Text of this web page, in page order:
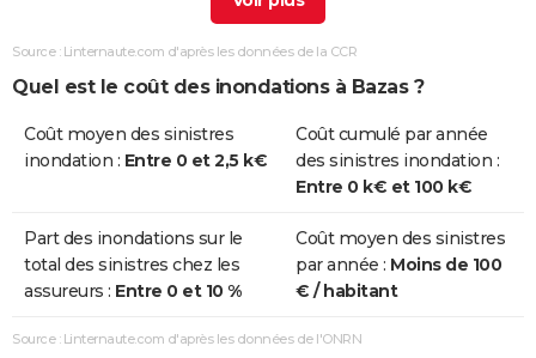
et/ou
Boue
24/01/2009 27/01/2009
Chocs
Mécaniques
24/01/2009 27/01/2009 4 j Non
Inondations
et/ou
Coulées de
25/12/1999 29/12/1999 5 j Non
Source : Linternaute.com d'après les données de la CCR
Quel est le coût des inondations à Bazas ?
Coût moyen des sinistres
inondation : Entre 0 et 2,5 k€
Coût cumulé par année
des sinistres inondation :
Entre 0 k€ et 100 k€
Part des inondations sur le
total des sinistres chez les
assureurs : Entre 0 et 10 %
Coût moyen des sinistres
par année : Moins de 100
€ / habitant
Source : Linternaute.com d'après les données de l'ONRN